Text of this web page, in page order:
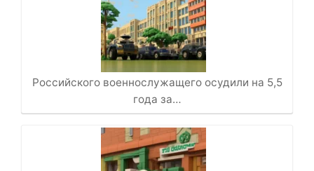
Российского военнослужащего осудили на 5,5
года за…